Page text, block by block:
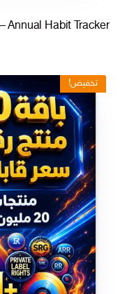
Annual Habit Tracker – منظم العادات السنوي الذكي (Excel & Google Sheets)
تخفيض!